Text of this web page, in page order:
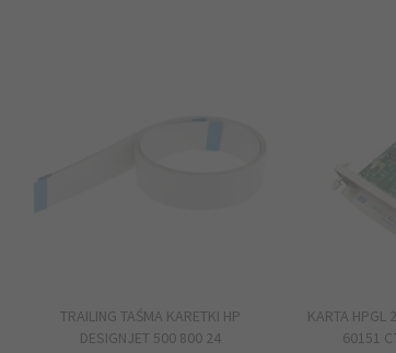
TRAILING TAŚMA KARETKI HP
DESIGNJET 500 800 24
KARTA HPGL
60151